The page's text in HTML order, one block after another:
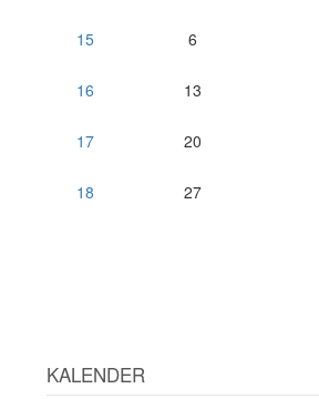
15 6
16 13
17 20
18 27
KALENDER